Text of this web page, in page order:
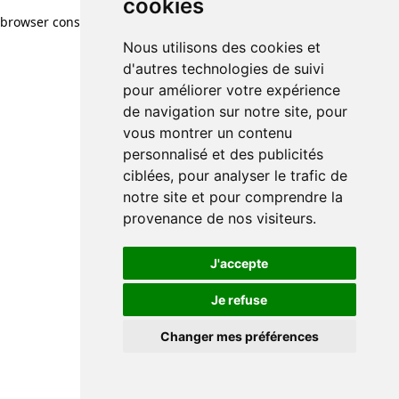
cookies
Nous utilisons des cookies et
d'autres technologies de suivi
pour améliorer votre expérience
de navigation sur notre site, pour
vous montrer un contenu
personnalisé et des publicités
ciblées, pour analyser le trafic de
notre site et pour comprendre la
provenance de nos visiteurs.
J'accepte
Je refuse
Changer mes préférences
browser console for more information)